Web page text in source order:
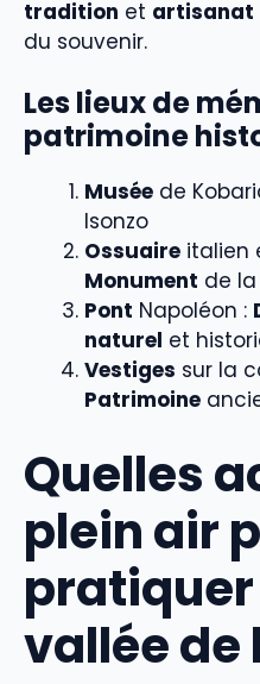
tradition et artisanat
du souvenir.
Les lieux de
patrimoine
Musée de
Isonzo
Ossuaire italien
Monument de la
Pont Napoléon :
naturel et
Vestiges sur la
Patrimoine
Quelles
plein air
vallée de